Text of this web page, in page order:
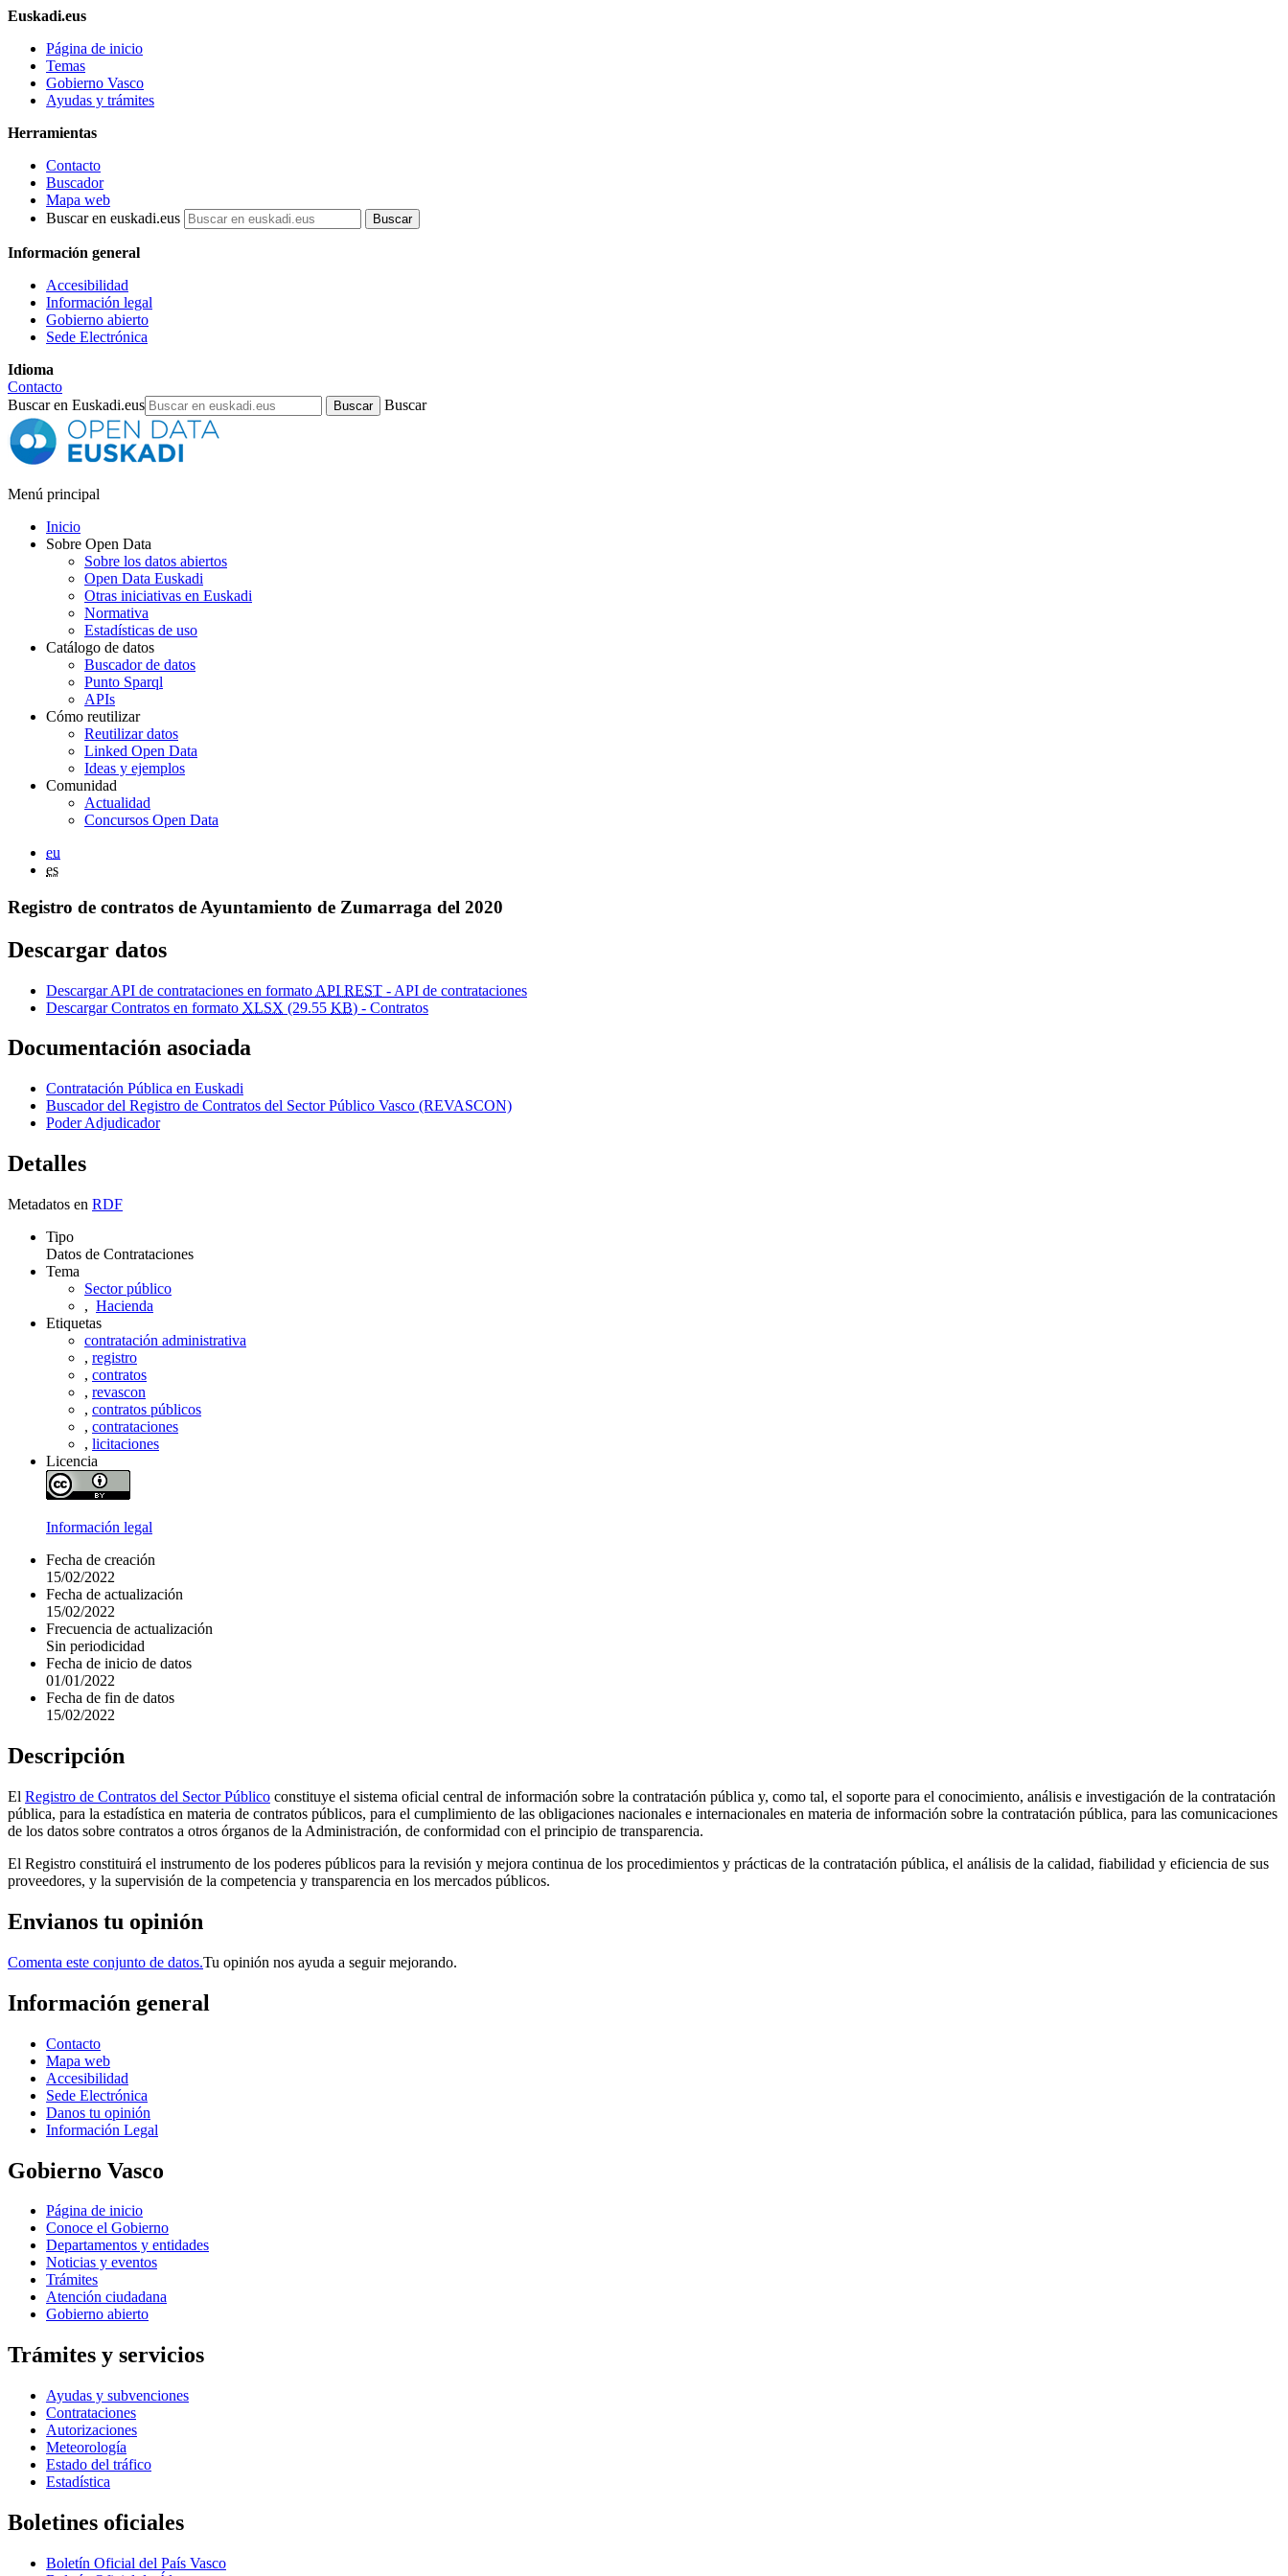
Euskadi.eus
Página de inicio
Temas
Gobierno Vasco
Ayudas y trámites
Herramientas
Contacto
Buscador
Mapa web
Buscar en euskadi.eus
Información general
Accesibilidad
Información legal
Gobierno abierto
Sede Electrónica
Idioma
Contacto
Buscar en Euskadi.eus
Buscar
Menú principal
Inicio
Sobre Open Data
Sobre los datos abiertos
Open Data Euskadi
Otras iniciativas en Euskadi
Normativa
Estadísticas de uso
Catálogo de datos
Buscador de datos
Punto Sparql
APIs
Cómo reutilizar
Reutilizar datos
Linked Open Data
Ideas y ejemplos
Comunidad
Actualidad
Concursos Open Data
eu
es
Registro de contratos de Ayuntamiento de Zumarraga del 2020
Descargar datos
Descargar API de contrataciones en formato API REST - API de contrataciones
Descargar Contratos en formato XLSX (29.55 KB) - Contratos
Documentación asociada
Contratación Pública en Euskadi
Buscador del Registro de Contratos del Sector Público Vasco (REVASCON)
Poder Adjudicador
Detalles
Metadatos en RDF
Tipo
Datos de Contrataciones
Tema
Sector público
, Hacienda
Etiquetas
contratación administrativa
, registro
, contratos
, revascon
, contratos públicos
, contrataciones
, licitaciones
Licencia
Información legal
Fecha de creación
15/02/2022
Fecha de actualización
15/02/2022
Frecuencia de actualización
Sin periodicidad
Fecha de inicio de datos
01/01/2022
Fecha de fin de datos
15/02/2022
Descripción
El Registro de Contratos del Sector Público constituye el sistema oficial central de información sobre la contratación pública y, como tal, el soporte para el conocimiento, análisis e investigación de la contratación
pública, para la estadística en materia de contratos públicos, para el cumplimiento de las obligaciones nacionales e internacionales en materia de información sobre la contratación pública, para las comunicaciones
de los datos sobre contratos a otros órganos de la Administración, de conformidad con el principio de transparencia.
El Registro constituirá el instrumento de los poderes públicos para la revisión y mejora continua de los procedimientos y prácticas de la contratación pública, el análisis de la calidad, fiabilidad y eficiencia de sus
proveedores, y la supervisión de la competencia y transparencia en los mercados públicos.
Envianos tu opinión
Comenta este conjunto de datos.Tu opinión nos ayuda a seguir mejorando.
Información general
Contacto
Mapa web
Accesibilidad
Sede Electrónica
Danos tu opinión
Información Legal
Gobierno Vasco
Página de inicio
Conoce el Gobierno
Departamentos y entidades
Noticias y eventos
Trámites
Atención ciudadana
Gobierno abierto
Trámites y servicios
Ayudas y subvenciones
Contrataciones
Autorizaciones
Meteorología
Estado del tráfico
Estadística
Boletines oficiales
Boletín Oficial del País Vasco